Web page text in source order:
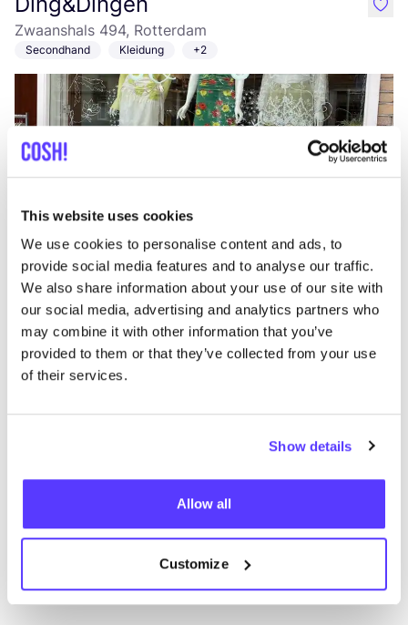
This website uses cookies
We use cookies to personalise content and ads, to
provide social media features and to analyse our traffic.
We also share information about your use of our site with
our social media, advertising and analytics partners who
may combine it with other information that you’ve
provided to them or that they’ve collected from your use
of their services.
Show details
Allow all
Customize
Zwaanshals 494, Rotterdam
Secondhand Kleidung +2
Zur Route hinzufügen Besuche Webshop
like
Fermin
Noordplein 57, Rotterdam
Abendessen
Besuche Webshop